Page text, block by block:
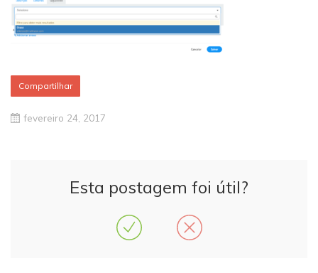
Compartilhar
fevereiro 24, 2017
Esta postagem foi útil?